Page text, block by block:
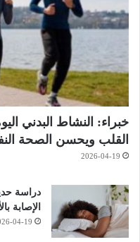
خبراء: النشاط البدني
القلب ويحسن الصحة
2026-04-19
دراسة
الإصابة
04-19